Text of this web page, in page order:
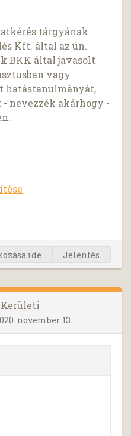
tárgyának
Kft. által az ún.
BKK által javasolt
vagy
hatástanulmányát,
nevezzék akárhogy -
ide Jelentés
november 13.